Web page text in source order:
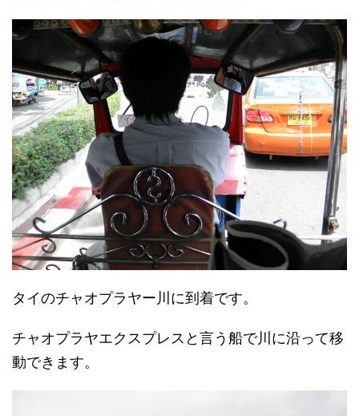
タイのチャオプラヤー川に到着です。
チャオプラヤエクスプレスと言う船で川に沿って移
動できます。